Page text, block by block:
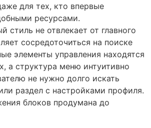
для тех, кто впервые
ресурсами.
стиль не отвлекает от главного
сосредоточиться на поиске
элементы управления находятся
а структура меню интуитивно
не нужно долго искать
раздел с настройками профиля.
блоков продумана до